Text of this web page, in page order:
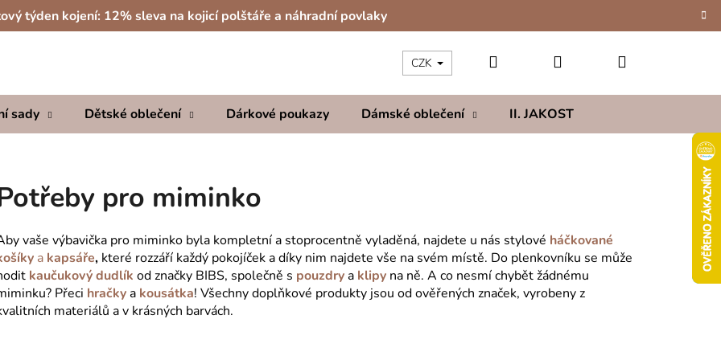
týden kojení: 12% sleva na kojicí polštáře a náhradní povlaky
sady Dětské oblečení Dárkové poukazy Dámské oblečení II. JAKOST
CZK Hledat PřihlášeníNákupní
pro miminko
vaše výbavička pro miminko byla kompletní a stoprocentně vyladěná, najdete u nás stylové háčkované
a kapsáře, které rozzáří každý pokojíček a díky nim najdete vše na svém místě. Do plenkovníku se může
kaučukový dudlík od značky BIBS, společně s pouzdrya klipy na ně. A co nesmí chybět žádnému
Přeci hračkya kousátka! Všechny doplňkové produkty jsou od ověřených značek, vyrobeny z
materiálů a v krásných barvách.
Co potřebujete najít?